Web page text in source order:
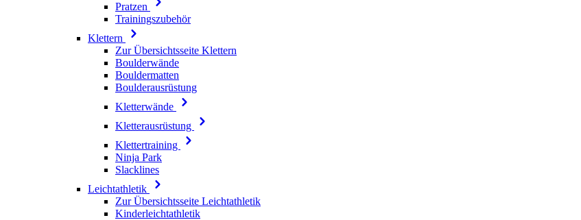
Pratzen
Trainingszubehör
Klettern
Zur Übersichtsseite Klettern
Boulderwände
Bouldermatten
Boulderausrüstung
Kletterwände
Kletterausrüstung
Klettertraining
Ninja Park
Slacklines
Leichtathletik
Zur Übersichtsseite Leichtathletik
Kinderleichtathletik